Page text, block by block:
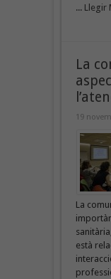
... Llegir
La
19
La
està